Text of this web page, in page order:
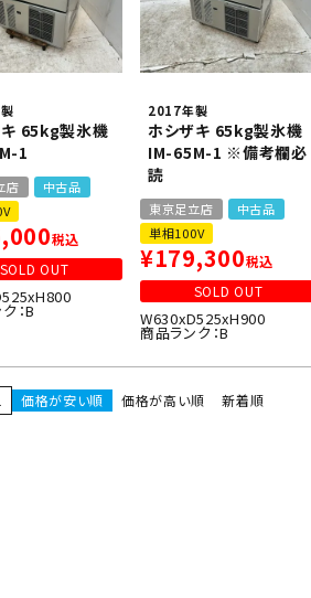
65kg製氷機
1
店
中古品
税込
SOLD OUT
：B
2017年製
ホシザキ 65kg製氷機
IM-65M-1 ※備考欄必
読
東京足立店
中古品
単相100V
¥179,300税込
SOLD OUT
W630xD525xH900
商品ランク：B
価格が安い順 価格が高い順 新着順